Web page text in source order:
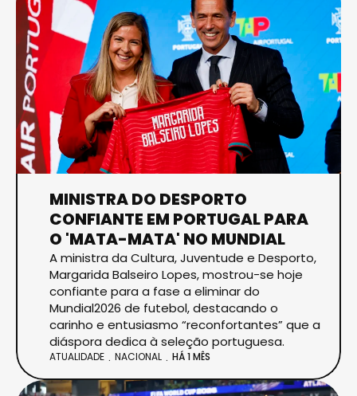
MINISTRA DO DESPORTO
CONFIANTE EM PORTUGAL PARA
O 'MATA-MATA' NO MUNDIAL
A ministra da Cultura, Juventude e Desporto,
Margarida Balseiro Lopes, mostrou-se hoje
confiante para a fase a eliminar do
Mundial2026 de futebol, destacando o
carinho e entusiasmo “reconfortantes” que a
diáspora dedica à seleção portuguesa.
ATUALIDADE NACIONAL HÁ 1 MÊS